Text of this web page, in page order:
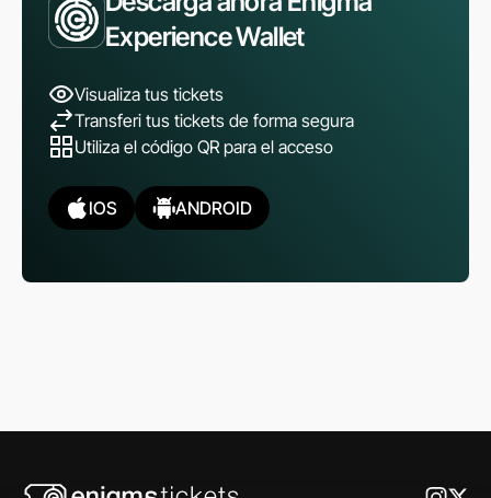
Experience Wallet
Visualiza tus tickets
Transferi tus tickets de forma segura
Utiliza el código QR para el acceso
IOS ANDROID